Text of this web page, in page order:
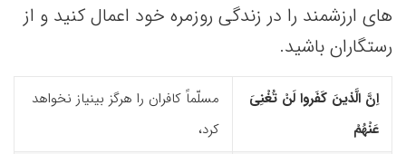
های ارزشمند را در زندگی روزمره خود اعمال کنید و از
رستگاران باشید.
اِنَّ الَّذینَ کَفَروا لَنْ تُغْنِیَ
عَنْهُمْ
مسلّماً کافران را هرگز بی­نیاز نخواهد
کرد،